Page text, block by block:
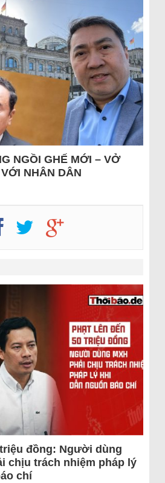
NGỒI GHẾ MỚI – VỞ
NHÂN DÂN
đồng: Người dùng
chịu trách nhiệm pháp lý
chí